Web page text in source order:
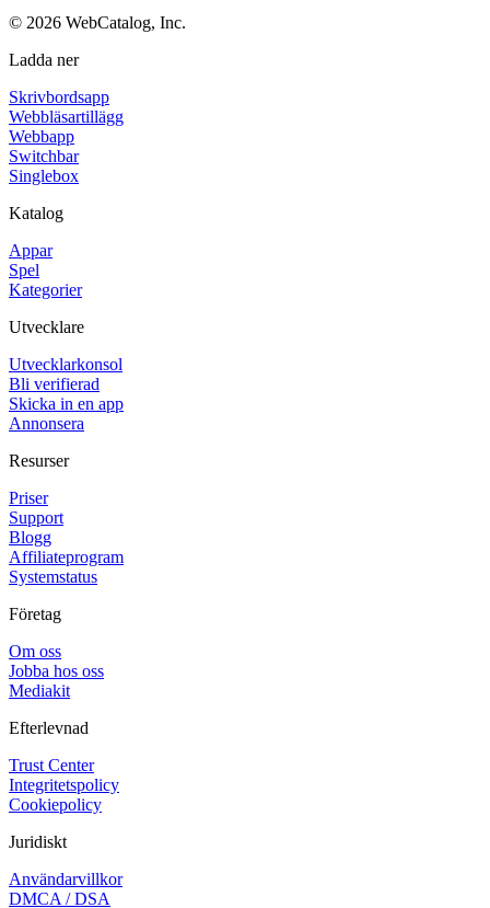
© 2026 WebCatalog, Inc.
Ladda ner
Skrivbordsapp
Webbläsartillägg
Webbapp
Switchbar
Singlebox
Katalog
Appar
Spel
Kategorier
Utvecklare
Utvecklarkonsol
Bli verifierad
Skicka in en app
Annonsera
Resurser
Priser
Support
Blogg
Affiliateprogram
Systemstatus
Företag
Om oss
Jobba hos oss
Mediakit
Efterlevnad
Trust Center
Integritetspolicy
Cookiepolicy
Juridiskt
Användarvillkor
DMCA / DSA